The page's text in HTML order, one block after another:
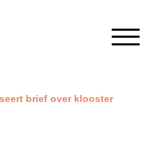
brief over klooster